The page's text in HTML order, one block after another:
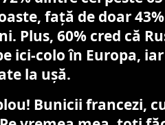
față de doar
Plus, 60% cred că
ici-colo în Europa,
la ușă.
Bunicii francezi,